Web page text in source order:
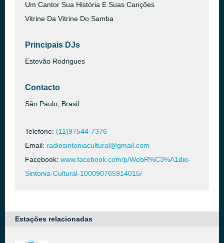
Um Cantor Sua História E Suas Canções
Vitrine Da Vitrine Do Samba
Principais DJs
Estevão Rodrigues
Contacto
São Paulo, Brasil
Telefone: (11)97544-7376
Email: radiosintoniacultural@gmail.com
Facebook: www.facebook.com/p/WebR%C3%A1dio-
Sintonia-Cultural-100090765914015/
Estações relacionadas